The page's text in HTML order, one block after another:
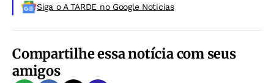
Siga o A TARDE no Google Noticias
Compartilhe essa notícia com seus
amigos